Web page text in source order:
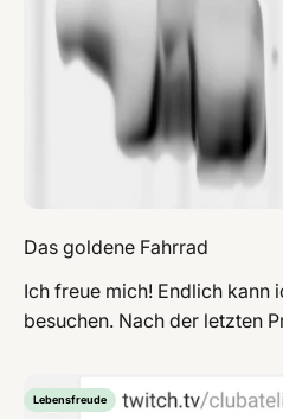
Das goldene Fahrrad
Ich freue mich! Endlich kann
besuchen. Nach der letzten
Lebensfreude